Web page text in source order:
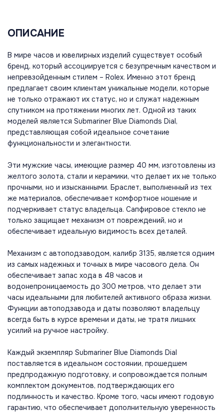
ОПИСАНИЕ
В мире часов и ювелирных изделий существует особый
бренд, который ассоциируется с безупречным качеством и
непревзойденным стилем – Rolex. Именно этот бренд
предлагает своим клиентам уникальные модели, которые
не только отражают их статус, но и служат надежным
спутником на протяжении многих лет. Одной из таких
моделей является Submariner Blue Diamonds Dial,
представляющая собой идеальное сочетание
функциональности и элегантности.
Эти мужские часы, имеющие размер 40 мм, изготовлены из
желтого золота, стали и керамики, что делает их не только
прочными, но и изысканными. Браслет, выполненный из тех
же материалов, обеспечивает комфортное ношение и
подчеркивает статус владельца. Сапфировое стекло не
только защищает механизм от повреждений, но и
обеспечивает идеальную видимость всех деталей.
Механизм с автоподзаводом, калибр 3135, является одним
из самых надежных и точных в мире часового дела. Он
обеспечивает запас хода в 48 часов и
водонепроницаемость до 300 метров, что делает эти
часы идеальными для любителей активного образа жизни.
Функции автоподзавода и даты позволяют владельцу
всегда быть в курсе времени и даты, не тратя лишних
усилий на ручное настройку.
Каждый экземпляр Submariner Blue Diamonds Dial
поставляется в идеальном состоянии, прошедшем
предпродажную подготовку, и сопровождается полным
комплектом документов, подтверждающих его
подлинность и качество. Кроме того, часы имеют годовую
гарантию, что обеспечивает дополнительную уверенность